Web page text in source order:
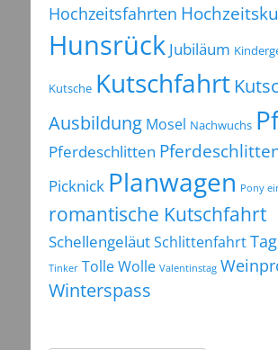
Hochzeitsfahrten
Hunsrück Jubiläum
Kutsche Kutschfahrt
Ausbildung Mosel Nachwuchs
Pferdeschlitten
Picknick Planwagen Pony
romantische Kutschfahrt
SchellengeläutSchlittenfahrt
Tinker Tolle Wolle Valentinstag
Winterspass